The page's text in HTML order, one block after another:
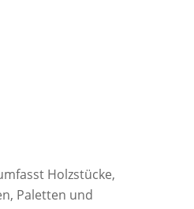
Holzstücke,
Paletten und